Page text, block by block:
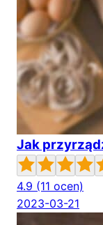
Jak
4.9 (11 ocen)
2023-03-21